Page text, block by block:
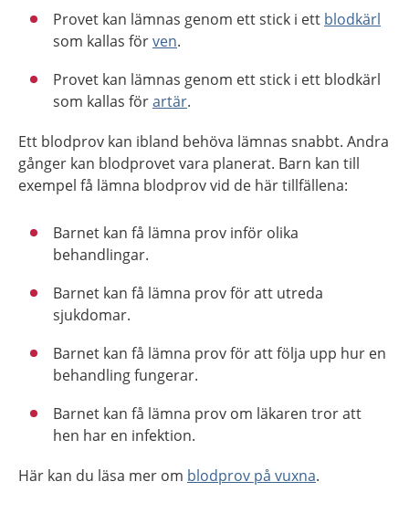
Provet kan lämnas genom ett stick i ett blodkärl
som kallas förven.
Provet kan lämnas genom ett stick i ett blodkärl
som kallas förartär.
Ett blodprov kan ibland behöva lämnas snabbt. Andra
gånger kan blodprovet vara planerat. Barn kan till
exempel få lämna blodprov vid de här tillfällena:
Barnet kan få lämna prov inför olika
behandlingar.
Barnet kan få lämna prov för att utreda
sjukdomar.
Barnet kan få lämna prov för att följa upp hur en
behandling fungerar.
Barnet kan få lämna prov om läkaren tror att
hen har en infektion.
Här kan du läsa mer om blodprov på vuxna.